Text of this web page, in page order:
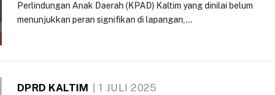
Perlindungan Anak Daerah (KPAD) Kaltim yang dinilai belum
menunjukkan peran signifikan di lapangan,…
DPRD KALTIM 1 JULI 2025